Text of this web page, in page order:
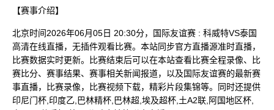
【赛事介绍】
北京时间2026年06月05日 20:30分，国际友谊赛 : 科威特VS泰国
高清在线直播，无插件观看比赛。本站同步官方直播源准时直播，
比赛数据实时更新。比赛结束后可以在本站查看比赛全程录像、比
赛比分、赛事结果、赛事相关新闻报道，以及国际友谊赛的最新赛
事直播，比赛录像，比赛视频下载，精彩片段集锦等。同时还提供
印尼门杯,印度乙,巴林精杯,巴林超,埃及超杯,土A2联,阿国地区杯,